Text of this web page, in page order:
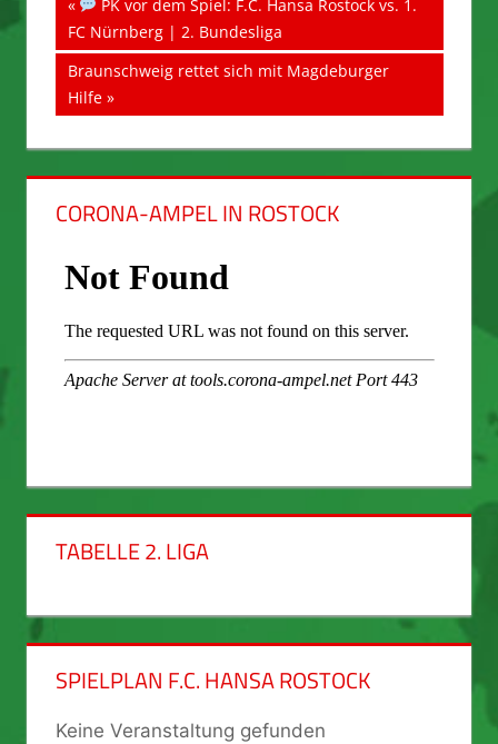
Beitrag:
PK vor dem Spiel: F.C. Hansa Rostock vs. 1.
FC Nürnberg | 2. Bundesliga
Nächster
Beitrag:
Braunschweig rettet sich mit Magdeburger
Hilfe
CORONA-AMPEL IN ROSTOCK
TABELLE 2. LIGA
SPIELPLAN F.C. HANSA ROSTOCK
Keine Veranstaltung gefunden